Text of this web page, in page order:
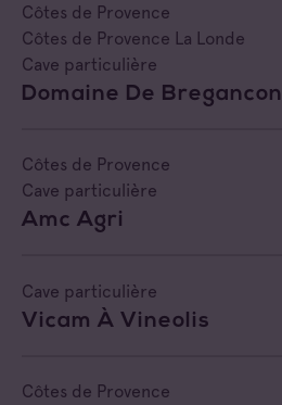
Côtes de Provence
Côtes de Provence La Londe
Cave particulière
Domaine De Bregancon
Côtes de Provence
Cave particulière
Amc Agri
Cave particulière
Vicam À Vineolis
Côtes de Provence